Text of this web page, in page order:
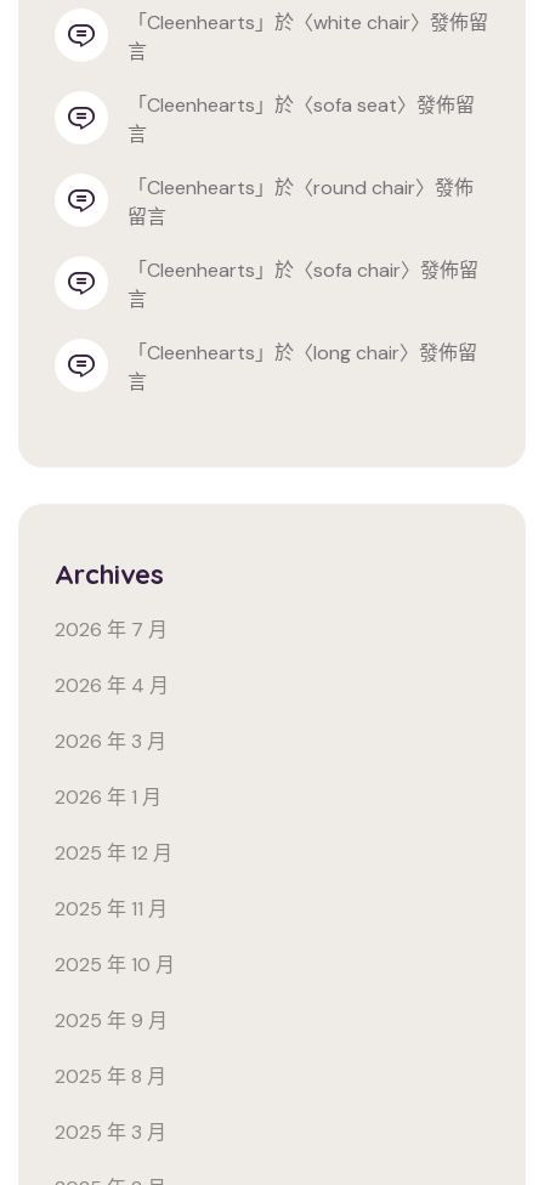
「 cleenhearts 」於〈white chair〉發佈留
言
「 cleenhearts 」於〈sofa seat〉發佈留
言
「 cleenhearts 」於〈round chair〉發佈
留言
「 cleenhearts 」於〈sofa chair〉發佈留
言
「 cleenhearts 」於〈long chair〉發佈留
言
Archives
2026 年 7 月
2026 年 4 月
2026 年 3 月
2026 年 1 月
2025 年 12 月
2025 年 11 月
2025 年 10 月
2025 年 9 月
2025 年 8 月
2025 年 3 月